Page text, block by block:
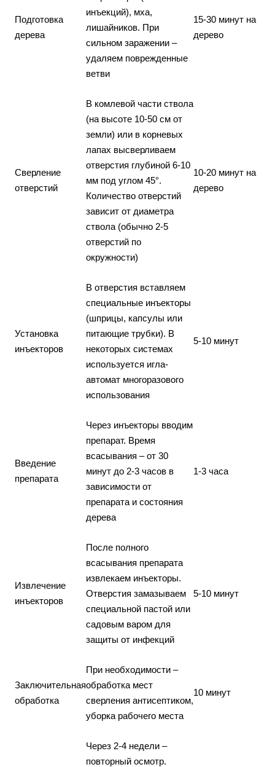
Подготовка
дерева
инъекций), мха,
лишайников. При
сильном заражении –
удаляем поврежденные
ветви
15-30 минут на
дерево
Сверление
отверстий
В комлевой части ствола
(на высоте 10-50 см от
земли) или в корневых
лапах высверливаем
отверстия глубиной 6-10
мм под углом 45°.
Количество отверстий
зависит от диаметра
ствола (обычно 2-5
отверстий по
окружности)
10-20 минут на
дерево
Установка
инъекторов
В отверстия вставляем
специальные инъекторы
(шприцы, капсулы или
питающие трубки). В
некоторых системах
используется игла-
автомат многоразового
использования
5-10 минут
Введение
препарата
Через инъекторы вводим
препарат. Время
всасывания – от 30
минут до 2-3 часов в
зависимости от
препарата и состояния
дерева
1-3 часа
Извлечение
инъекторов
После полного
всасывания препарата
извлекаем инъекторы.
Отверстия замазываем
специальной пастой или
садовым варом для
защиты от инфекций
5-10 минут
Заключительная
обработка
При необходимости –
обработка мест
сверления антисептиком,
уборка рабочего места
10 минут
Через 2-4 недели –
повторный осмотр.